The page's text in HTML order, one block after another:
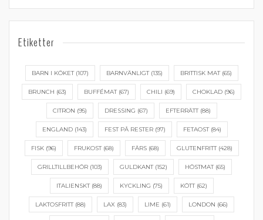
Etiketter
BARN I KÖKET(107) BARNVÄNLIGT(135) BRITTISK MAT(65)
BRUNCH (63) BUFFÉMAT(67) CHILI (69) CHOKLAD (96)
CITRON (95) DRESSING (67) EFTERRÄTT(88)
ENGLAND(143) FEST PÅ RESTER(97) FETAOST(84)
FISK(96) FRUKOST(68) FÄRS(68) GLUTENFRITT(428)
GRILLTILLBEHÖR (103) GULDKANT(152) HÖSTMAT(65)
ITALIENSKT(88) KYCKLING (75) KÖTT(62)
LAKTOSFRITT(88) LAX (83) LIME (61) LONDON (66)